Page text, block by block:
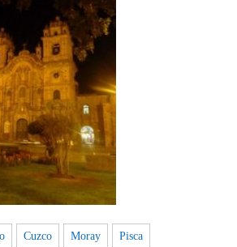
Cuzco Moray Pisca